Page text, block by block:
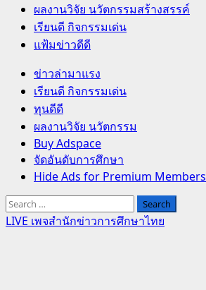
ผลงานวิจัย นวัตกรรมสร้างสรรค์
เรียนดี กิจกรรมเด่น
แฟ้มข่าวดีดี
Primary
Menu
ข่าวล่ามาแรง
เรียนดี กิจกรรมเด่น
ทุนดีดี
ผลงานวิจัย นวัตกรรม
Buy Adspace
จัดอันดับการศึกษา
Hide Ads for Premium Members
Search
for:
LIVE เพจสำนักข่าวการศึกษาไทย